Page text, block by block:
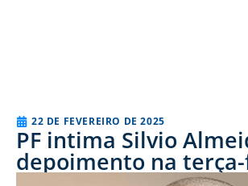
22 DE FEVEREIRO DE 2025
PF intima Silvio
depoimento na